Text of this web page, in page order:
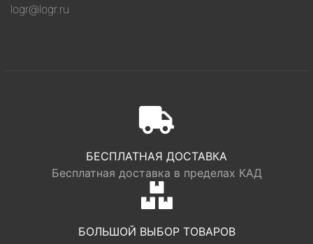
logr@logr.ru
БЕСПЛАТНАЯ ДОСТАВКА
Бесплатная доставка в пределах КАД
БОЛЬШОЙ ВЫБОР ТОВАРОВ